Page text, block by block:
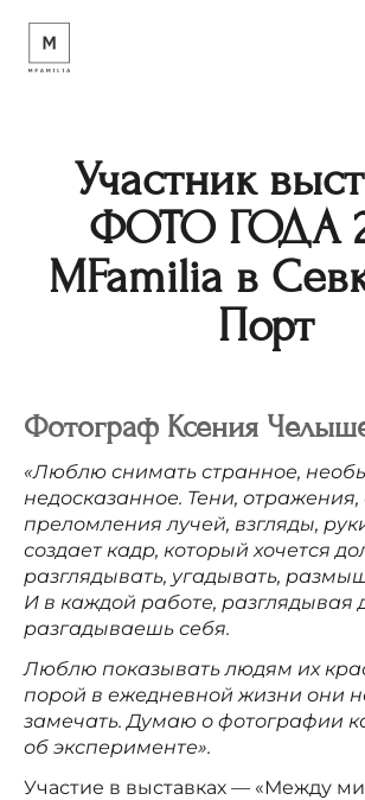
Участник
ФОТО ГОДА
MFamilia в
Порт
Фотограф Ксения
«Люблю снимать странное,
недосказанное. Тени, отражения,
преломления лучей, взгляды,
создает кадр, который хочется
разглядывать, угадывать,
И в каждой работе, разглядывая
разгадываешь себя.
Люблю показывать людям их
порой в ежедневной жизни они
замечать. Думаю о фотографии
об эксперименте».
Участие в выставках — «Между